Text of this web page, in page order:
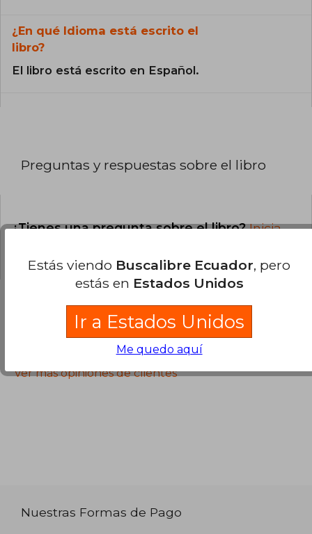
¿En qué Idioma está escrito el
libro?
El libro está escrito en Español.
Preguntas y respuestas sobre el libro
¿Tienes una pregunta sobre el libro?Inicia
Opiniones sobre Buscalibre
Ver más opiniones de clientes
Nuestras Formas de Pago
Estás viendo Buscalibre Ecuador, pero
estás en Estados Unidos
Ir a Estados Unidos
Me quedo aquí